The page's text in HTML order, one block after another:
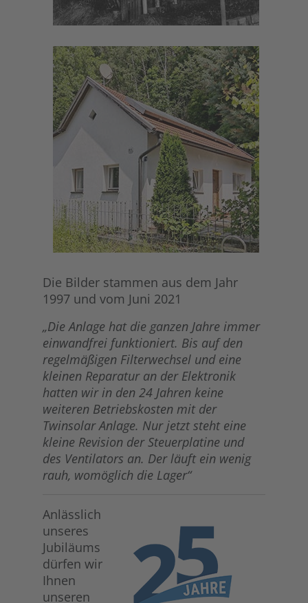
Die Bilder stammen aus dem Jahr
1997 und vom Juni 2021
„Die Anlage hat die ganzen Jahre immer
einwandfrei funktioniert. Bis auf den
regelmäßigen Filterwechsel und eine
kleinen Reparatur an der Elektronik
hatten wir in den 24 Jahren keine
weiteren Betriebskosten mit der
Twinsolar Anlage. Nur jetzt steht eine
kleine Revision der Steuerplatine und
des Ventilators an. Der läuft ein wenig
rauh, womöglich die Lager“
Anlässlich
unseres
Jubiläums
dürfen wir
Ihnen
unseren